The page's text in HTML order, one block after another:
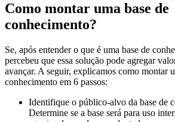
Como montar uma base de
conhecimento?
Se, após entender o que é uma base de
percebeu que essa solução pode agregar
avançar. A seguir, explicamos como montar
conhecimento em 6 passos:
Identifique o público-alvo da base de
Determine se a base será para uso